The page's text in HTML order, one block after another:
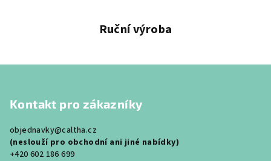
Ruční výroba
Kontakt pro zákazníky
objednavky@caltha.cz
(neslouží pro obchodní ani jiné nabídky)
+420 602 186 699